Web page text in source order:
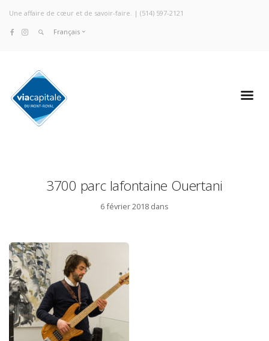
Une affaire de cœur et de savoir-faire. | (514) 597-2121
Français
3700 parc lafontaine Ouertani
6 février 2018 dans